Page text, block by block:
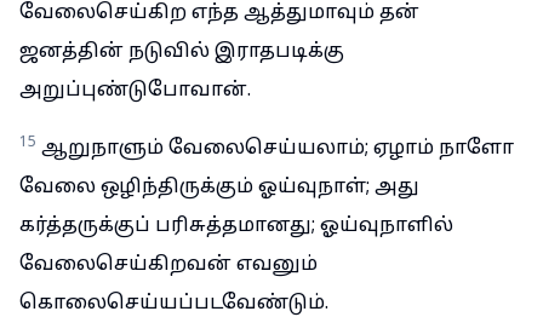
வேலைசெய்கிற எந்த ஆத்துமாவும் தன்
ஜனத்தின் நடுவில் இராதபடிக்கு
அறுப்புண்டுபோவான்.
15 ஆறுநாளும் வேலைசெய்யலாம்; ஏழாம் நாளோ
வேலை ஒழிந்திருக்கும் ஓய்வுநாள்; அது
கர்த்தருக்குப் பரிசுத்தமானது; ஓய்வுநாளில்
வேலைசெய்கிறவன் எவனும்
கொலைசெய்யப்படவேண்டும்.